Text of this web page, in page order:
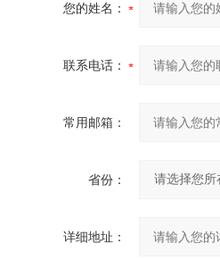
您的姓名：
联系电话：
常用邮箱：
省份：
详细地址：